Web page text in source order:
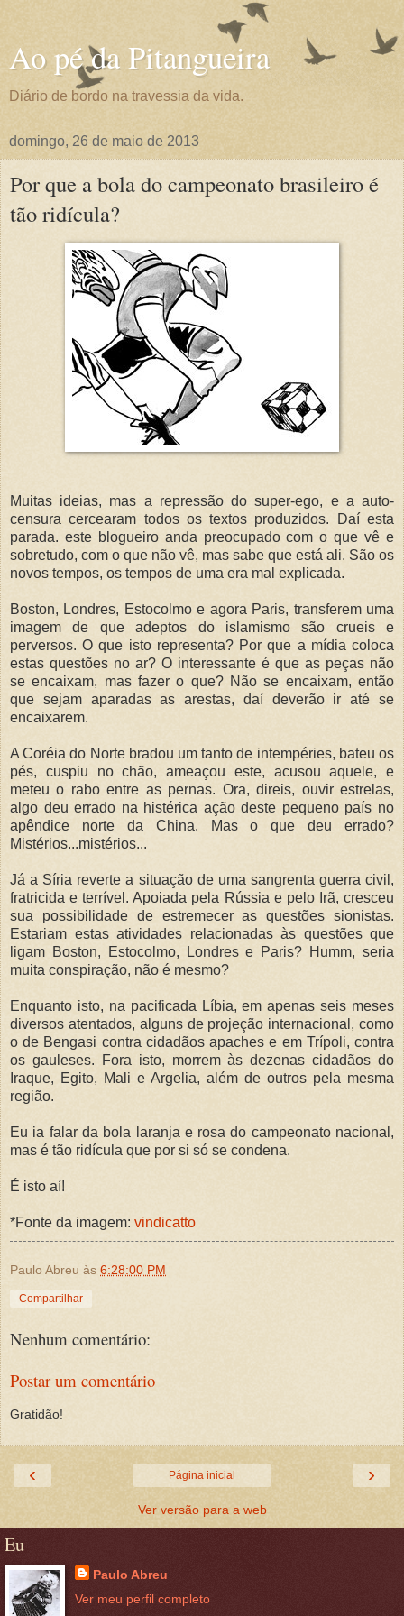
Ao pé da Pitangueira
Diário de bordo na travessia da vida.
domingo, 26 de maio de 2013
Por que a bola do campeonato brasileiro é
tão ridícula?
Muitas ideias, mas a repressão do super-ego, e a auto-
censura cercearam todos os textos produzidos. Daí esta
parada. este blogueiro anda preocupado com o que vê e
sobretudo, com o que não vê, mas sabe que está ali. São os
novos tempos, os tempos de uma era mal explicada.
Boston, Londres, Estocolmo e agora Paris, transferem uma
imagem de que adeptos do islamismo são crueis e
perversos. O que isto representa? Por que a mídia coloca
estas questões no ar? O interessante é que as peças não
se encaixam, mas fazer o que? Não se encaixam, então
que sejam aparadas as arestas, daí deverão ir até se
encaixarem.
A Coréia do Norte bradou um tanto de intempéries, bateu os
pés, cuspiu no chão, ameaçou este, acusou aquele, e
meteu o rabo entre as pernas. Ora, direis, ouvir estrelas,
algo deu errado na histérica ação deste pequeno país no
apêndice norte da China. Mas o que deu errado?
Mistérios...mistérios...
Já a Síria reverte a situação de uma sangrenta guerra civil,
fratricida e terrível. Apoiada pela Rússia e pelo Irã, cresceu
sua possibilidade de estremecer as questões sionistas.
Estariam estas atividades relacionadas às questões que
ligam Boston, Estocolmo, Londres e Paris? Humm, seria
muita conspiração, não é mesmo?
Enquanto isto, na pacificada Líbia, em apenas seis meses
diversos atentados, alguns de projeção internacional, como
o de Bengasi contra cidadãos apaches e em Trípoli, contra
os gauleses. Fora isto, morrem às dezenas cidadãos do
Iraque, Egito, Mali e Argelia, além de outros pela mesma
região.
Eu ia falar da bola laranja e rosa do campeonato nacional,
mas é tão ridícula que por si só se condena.
É isto aí!
*Fonte da imagem: vindicatto
Paulo Abreu às 6:28:00 PM
Compartilhar
Nenhum comentário:
Postar um comentário
Gratidão!
‹ ›
Página inicial
Ver versão para a web
Eu
Paulo Abreu
Ver meu perfil completo